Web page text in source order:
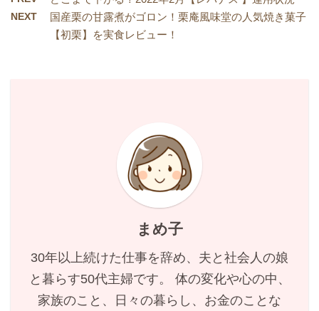
NEXT
国産栗の甘露煮がゴロン！栗庵風味堂の人気焼き菓子
【初栗】を実食レビュー！
まめ子
30年以上続けた仕事を辞め、夫と社会人の娘
と暮らす50代主婦です。 体の変化や心の中、
家族のこと、日々の暮らし、お金のことな